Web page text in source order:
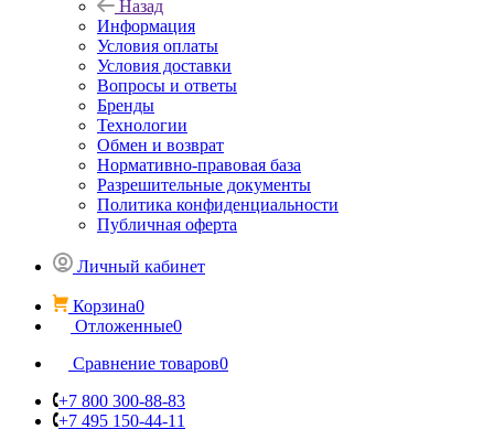
Назад
Информация
Условия оплаты
Условия доставки
Вопросы и ответы
Бренды
Технологии
Обмен и возврат
Нормативно-правовая база
Разрешительные документы
Политика конфиденциальности
Публичная оферта
Личный кабинет
Корзина0
Отложенные0
Сравнение товаров0
+7 800 300-88-83
+7 495 150-44-11